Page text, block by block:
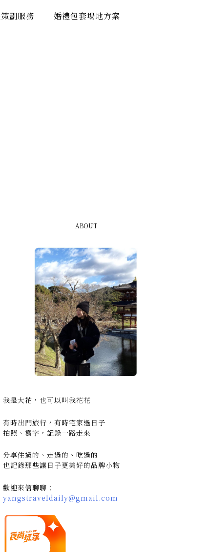
劃服務 婚禮包套場地方案
ABOUT
我是大花，也可以叫我花花
有時出門旅行，有時宅家過日子
拍照、寫字，記錄一路走來
分享住過的、走過的、吃過的
也記錄那些讓日子更美好的品牌小物
歡迎來信聊聊：
yangstraveldaily@gmail.com